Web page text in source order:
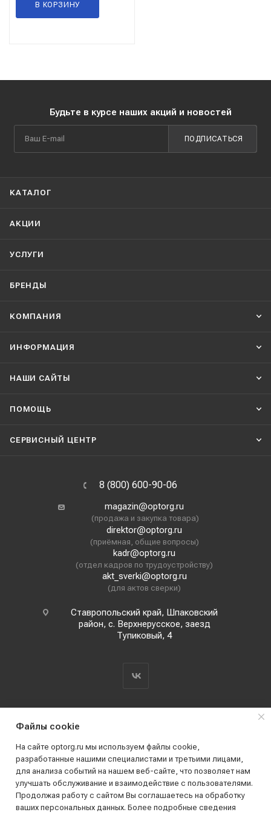
В КОРЗИНУ
Будьте в курсе наших акций и новостей
ПОДПИСАТЬСЯ
КАТАЛОГ
АКЦИИ
УСЛУГИ
БРЕНДЫ
КОМПАНИЯ
ИНФОРМАЦИЯ
НАШИ CАЙТЫ
ПОМОЩЬ
СЕРВИСНЫЙ ЦЕНТР
8 (800) 600-90-06
magazin@optorg.ru
(продажа и закупка товара)
direktor@optorg.ru
(приёмная, общие вопросы)
kadr@optorg.ru
(отдел кадров по трудоустройству)
akt_sverki@optorg.ru
(для актов сверки)
Ставропольский край, Шпаковский
район, с. Верхнерусское, заезд
Тупиковый, 4
2019 - 2026 © АО КПК "Ставропольстройопторг"
Все права защищены
Файлы cookie
На сайте optorg.ru мы используем файлы cookie,
разработанные нашими специалистами и третьими лицами,
для анализа событий на нашем веб-сайте, что позволяет нам
улучшать обслуживание и взаимодействие с пользователями.
Продолжая работу с сайтом Вы соглашаетесь на обработку
ваших персональных данных. Более подробные сведения